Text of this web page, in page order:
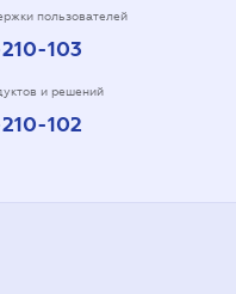
пользователей
103
и решений
102